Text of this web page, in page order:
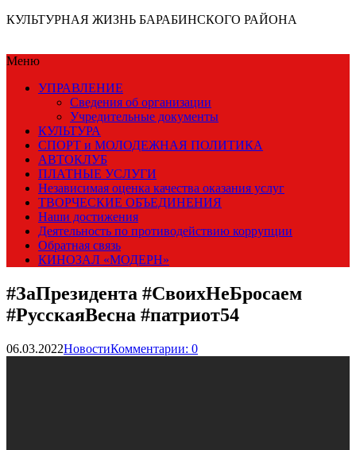
КУЛЬТУРНАЯ ЖИЗНЬ БАРАБИНСКОГО РАЙОНА
Меню
УПРАВЛЕНИЕ
Сведения об организации
Учредительные документы
КУЛЬТУРА
СПОРТ и МОЛОДЕЖНАЯ ПОЛИТИКА
АВТОКЛУБ
ПЛАТНЫЕ УСЛУГИ
Независимая оценка качества оказания услуг
ТВОРЧЕСКИЕ ОБЪЕДИНЕНИЯ
Наши достижения
Деятельность по противодействию коррупции
Обратная связь
КИНОЗАЛ «МОДЕРН»
#ЗаПрезидента #СвоихНеБросаем
#РусскаяВесна #патриот54
06.03.2022НовостиКомментарии: 0